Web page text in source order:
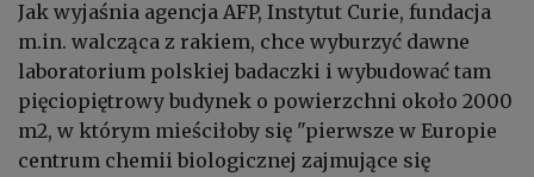
Jak wyjaśnia agencja AFP, Instytut Curie, fundacja
m.in. walcząca z rakiem, chce wyburzyć dawne
laboratorium polskiej badaczki i wybudować tam
pięciopiętrowy budynek o powierzchni około 2000
m2, w którym mieściłoby się "pierwsze w Europie
centrum chemii biologicznej zajmujące się